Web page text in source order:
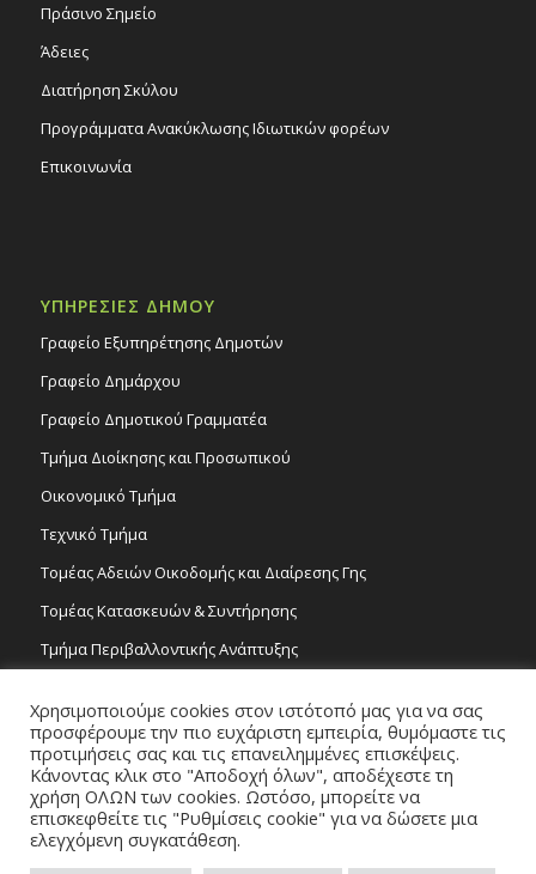
Πράσινο Σημείο
Άδειες
Διατήρηση Σκύλου
Προγράμματα Ανακύκλωσης Ιδιωτικών φορέων
Επικοινωνία
ΥΠΗΡΕΣΙΕΣ ΔΗΜΟΥ
Γραφείο Εξυπηρέτησης Δημοτών
Γραφείο Δημάρχου
Γραφείο Δημοτικού Γραμματέα
Τμήμα Διοίκησης και Προσωπικού
Οικονομικό Τμήμα
Τεχνικό Τμήμα
Τομέας Αδειών Οικοδομής και Διαίρεσης Γης
Τομέας Κατασκευών & Συντήρησης
Τμήμα Περιβαλλοντικής Ανάπτυξης
Τομέας Γραμμάτων και Τεχνών
Τροχονομία
Χρησιμοποιούμε cookies στον ιστότοπό μας για να σας
προσφέρουμε την πιο ευχάριστη εμπειρία, θυμόμαστε τις
προτιμήσεις σας και τις επανειλημμένες επισκέψεις.
Κάνοντας κλικ στο "Αποδοχή όλων", αποδέχεστε τη
χρήση ΟΛΩΝ των cookies. Ωστόσο, μπορείτε να
επισκεφθείτε τις "Ρυθμίσεις cookie" για να δώσετε μια
ελεγχόμενη συγκατάθεση.